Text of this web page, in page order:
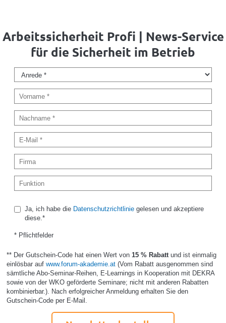
Arbeitssicherheit Profi | News-Service
für die Sicherheit im Betrieb
Ja, ich habe die Datenschutzrichtliniegelesen und akzeptiere
diese.*
* Pflichtfelder
** Der Gutschein-Code hat einen Wert von 15 % Rabatt und ist einmalig
einlösbar auf www.forum-akademie.at(Vom Rabatt ausgenommen sind
sämtliche Abo-Seminar-Reihen, E-Learnings in Kooperation mit DEKRA
sowie von der WKO geförderte Seminare; nicht mit anderen Rabatten
kombinierbar.). Nach erfolgreicher Anmeldung erhalten Sie den
Gutschein-Code per E-Mail.